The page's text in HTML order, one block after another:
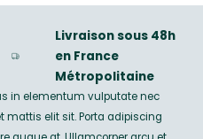
Livraison sous 48h
en France
Métropolitaine
in elementum vulputate nec
mattis elit sit. Porta adipiscing